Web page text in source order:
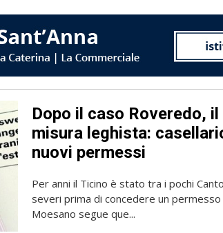
Dopo il caso Roveredo,
misura leghista:
nuovi permessi
Per anni il Ticino è stato tra i pochi
severi prima di concedere un permesso
Moesano segue que...